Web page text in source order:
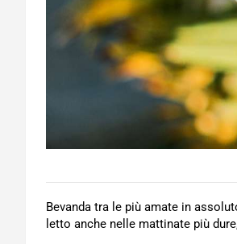
Bevanda tra le più amate in
letto anche nelle mattinate più